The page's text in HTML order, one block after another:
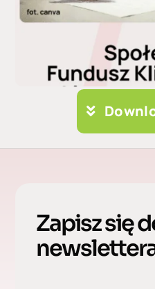
Zapisz się